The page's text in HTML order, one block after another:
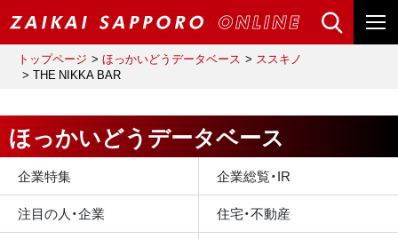
トップページ ほっかいどうデータベース
ススキノ
THE NIKKA BAR
ほっかいどうデータベース
企業特集
企業総覧・IR
注目の人・企業
住宅・不動産